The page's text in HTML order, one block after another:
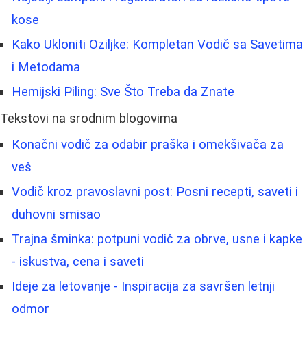
kose
Kako Ukloniti Oziljke: Kompletan Vodič sa Savetima
i Metodama
Hemijski Piling: Sve Što Treba da Znate
Tekstovi na srodnim blogovima
Konačni vodič za odabir praška i omekšivača za
veš
Vodič kroz pravoslavni post: Posni recepti, saveti i
duhovni smisao
Trajna šminka: potpuni vodič za obrve, usne i kapke
- iskustva, cena i saveti
Ideje za letovanje - Inspiracija za savršen letnji
odmor